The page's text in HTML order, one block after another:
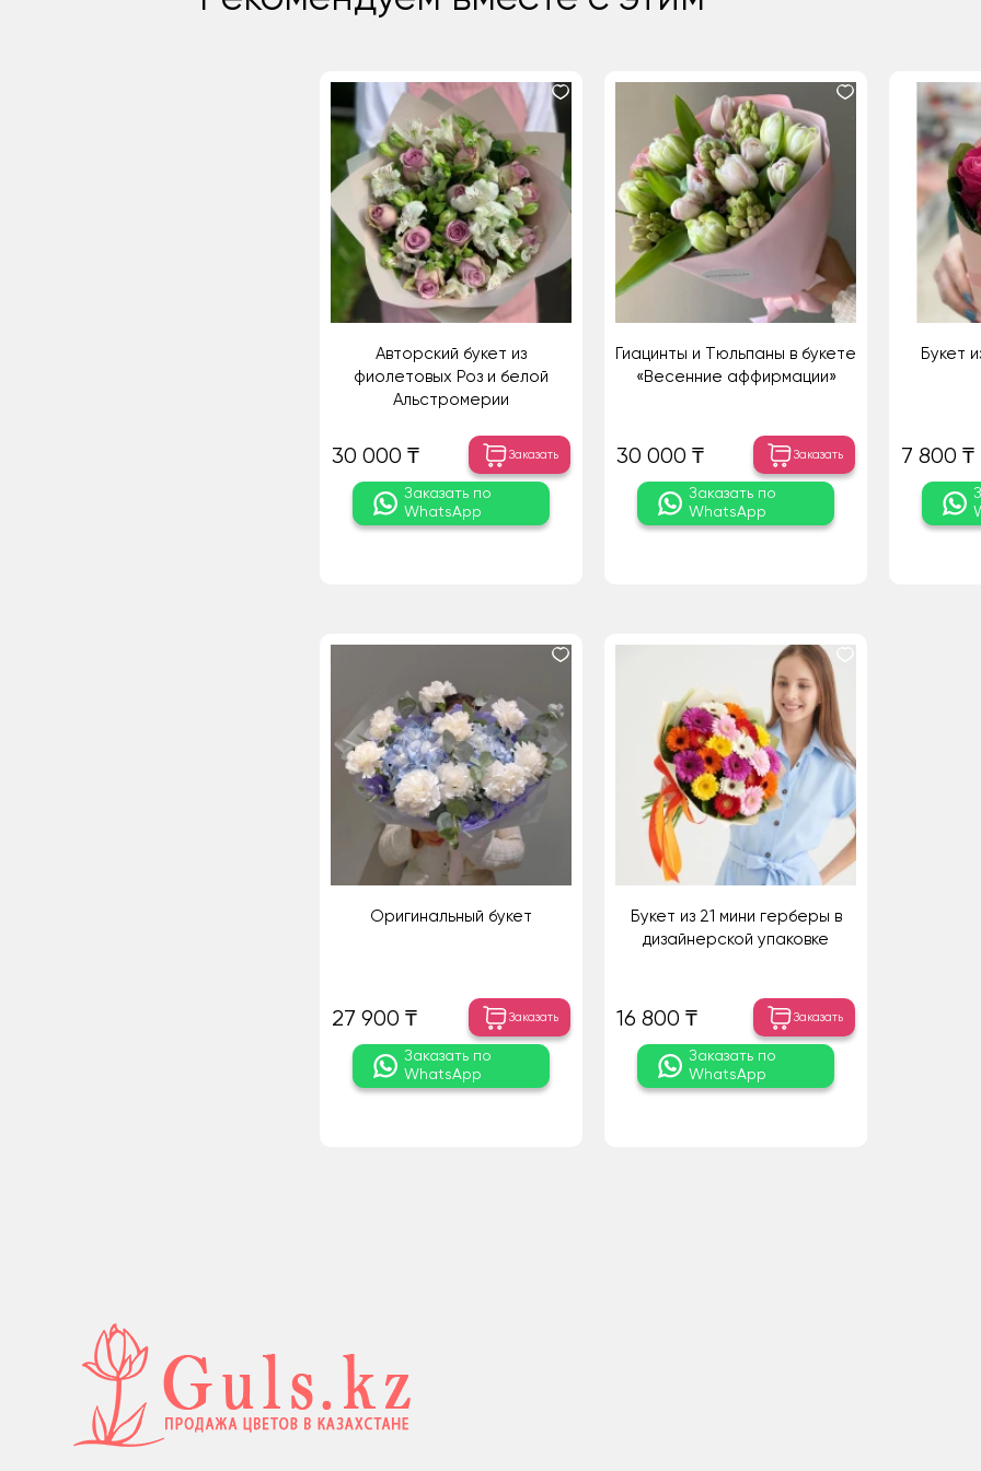
Авторский букет из
фиолетовых Роз и белой
Альстромерии
30 000 ₸ Заказать
Заказать по
WhatsApp
Гиацинты и Тюльпаны в букете
«Весенние аффирмации»
30 000 ₸ Заказать
Заказать по
WhatsApp
Букет
7 800 ₸
Оригинальный букет
27 900 ₸ Заказать
Заказать по
WhatsApp
Букет из 21 мини герберы в
дизайнерской упаковке
16 800 ₸ Заказать
Заказать по
WhatsApp